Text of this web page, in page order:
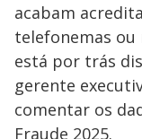
acabam
telefonemas ou
está por trás
gerente
comentar os
Fraude 2025.